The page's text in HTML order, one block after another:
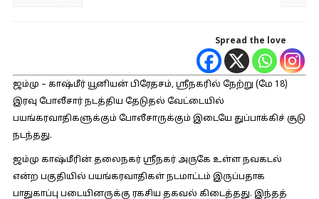
Spread the love
ஜம்மு – காஷ்மீர் யூனியன் பிரேதசம், ஸ்ரீநகரில் நேற்று (மே 18)
இரவு போலீசார் நடத்திய தேடுதல் வேட்டையில்
பயங்கரவாதிகளுக்கும் போலீசாருக்கும் இடையே துப்பாக்கிச் சூடு
நடந்தது.
ஜம்மு காஷ்மீரின் தலைநகர் ஸ்ரீநகர் அருகே உள்ள நவகடல்
என்ற பகுதியில் பயங்கரவாதிகள் நடமாட்டம் இருப்பதாக
பாதுகாப்பு படையினருக்கு ரகசிய தகவல் கிடைத்தது. இந்தத்